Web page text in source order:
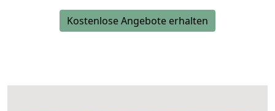
Kostenlose Angebote erhalten